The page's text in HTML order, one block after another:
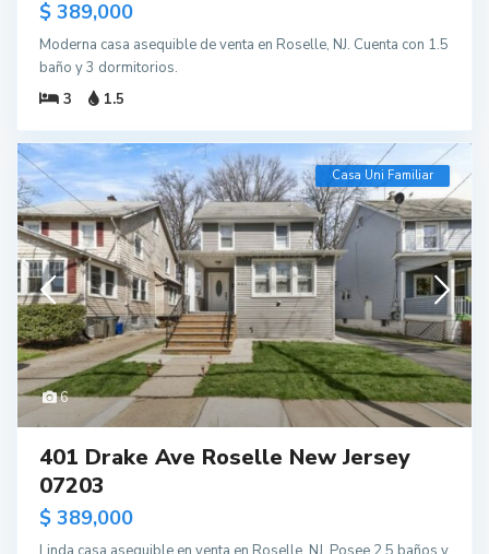
$ 389,000
Moderna casa asequible de venta en Roselle, NJ. Cuenta con 1.5
baño y 3 dormitorios.
3
1.5
6
Casa Uni Familiar
401 Drake Ave Roselle New Jersey
07203
$ 389,000